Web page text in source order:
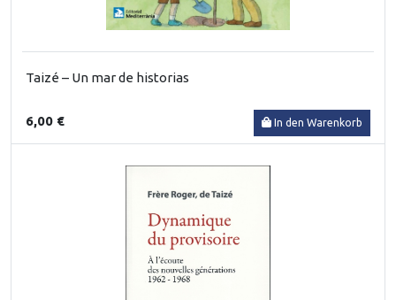
Taizé – Un mar de historias
6,00 € In den Warenkorb